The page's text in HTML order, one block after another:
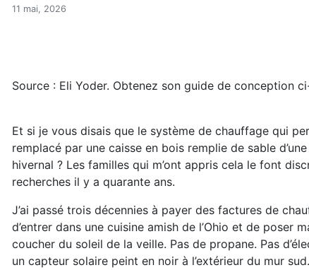
Accueil
Le chauffage solaire passif des Amish (réservé)
Le chauffage solaire
11 mai, 2026
Source : Eli Yoder. Obtenez son guide de conception
Et si je vous disais que le système de chauffage qui
remplacé par une caisse en bois remplie de sable
hivernal ? Les familles qui m’ont appris cela le font
recherches il y a quarante ans.
J’ai passé trois décennies à payer des factures de
d’entrer dans une cuisine amish de l’Ohio et de poser
coucher du soleil de la veille. Pas de propane. Pas
un capteur solaire peint en noir à l’extérieur du mur